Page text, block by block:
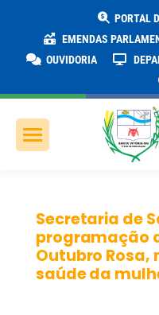
PORTAL
EMENDAS
OUVIDORIA
Secretaria de
programação
Outubro Rosa,
saúde da